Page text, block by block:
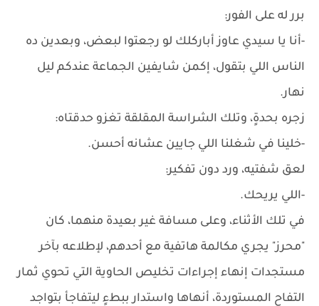
برر له على الفور:
-أنا يا سيدي عاوز أباركلك لو رجعتوا لبعض، وبعدين ده
الناس اللي بتقول، إكمن شايفين الجماعة عندكم ليل
نهار.
زجره بحدةٍ، وتلك الشراسة المقلقة تغزو حدقتاه:
-خلينا في شغلنا اللي جايين عشانه أحسن.
لعق شفتيه، ورد دون تفكير:
-اللي يريحك.
في تلك الأثناء، وعلى مسافة غير بعيدة منهما، كان
"محرز" يجري مكالمة هاتفية مع أحدهم، لإطلاعه بآخر
مستجدات إنهاء إجراءات تخليص الحاوية التي تحوي ثمار
التفاح المستوردة، أنهاها واستدار ببطءٍ ليتفاجأ بتواجد